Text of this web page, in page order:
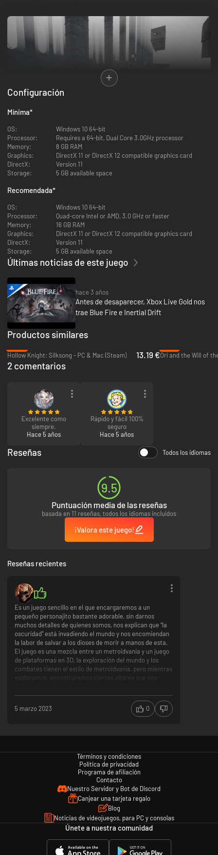
Características:
Un mundo inolvidable
Recorre una tierra en ruinas llamada Penumbra y explora áreas únicas
repletas de variados enemigos, complejos desafíos de plataforma en 3D,
misiones, objetos coleccionables y mucho más.
Combate contra formidables adversarios
Enfréntate a peligrosos enemigos con estilos de pelea distintos y forma
parte de intensos combates de plataforma contra jefes.
Hace mucho tiempo que Penumbra cayó en la oscuridad, pero aquellos
que sobrevivieron a la caída del reino te ayudarán a desbloquear valiosas
recompensas.
Coleccionables
coleccionables y objetos para descubrir, recoger, vender, comerciar y
Ningún guerrero puede enfrentarse a los peligros que acechan en
Penumbra sin el equipamiento adecuado. Mejora tus espadas, colecciona
valiosos amuletos y desbloquea nuevas habilidades para transformarte en
un feroz guerrero.
Perdido en el vacío
Lejos de Penumbra, hay una tierra perdida llamada El Vacío. Encuentra
Configuración
Mínima*
OS:
Windows 10 64-bit
Processor:
Requires a 64-bit, Dual Core 3.0GHz processor
Memory:
8 GB RAM
Graphics:
DirectX 11 or DirectX 12 compatible graphics card
DirectX:
Version 11
Storage:
5 GB available space
Recomendada*
OS:
Windows 10 64-bit
Processor:
Quad-core Intel or AMD, 3.0 GHz or faster
Memory:
16 GB RAM
Graphics:
DirectX 11 or DirectX 12 compatible graphics card
DirectX:
Version 11
Storage:
5 GB available space
Últimas noticias de este juego
hace 3 años
Antes de desaparecer, Xbox Live Gold nos
trae Blue Fire e Inertial Drift
Productos similares
Hollow Knight: Silksong - PC & Mac (Steam)
13.19 €Ori and the Will of
2 comentarios
Excelente como
siempre.
Hace 5 años
Rápido y fácil 100%
seguro
Hace 5 años
Reseñas Todos los idiomas
9.5
Puntuación media de las reseñas
basada en 11 reseñas, todos los idiomas incluidos
¡Valora este juego!
Reseñas recientes
Es un juego sencillo en el que encargaremos a un
pequeño personajito bastante adorable, sin darnos
muchos detalles de quienes somos, nos explican que “la
oscuridad” está invadiendo el mundo y nos encomiendan
la labor de salvar a los dioses de morir a manos de esta.
El juego es una mezcla entre un metroidvania y un juego
de plataformas en 3D, la exploración del mundo y los
combates tienen el estilo de metroidvania, pero mientras
exploramos, encontraremos ciertos altares que nos
diferentes obstáculos haciendo uso de las habilidades
que vamos obteniendo a lo largo de la historia. La
dificultad general del juego es media-baja, su historia es
porque des vueltas y vueltas sin ver hacia donde ir. En
conclusión, es un buen juego para entretenerte unas 15
horas con plataformeo interesante y una buena historia,
pero debes tener en cuenta que en ocasiones será
frustrante el no saber hacia dónde ir.
Le falta un mapa
5 marzo 2023 0
Términos y condiciones
Política de privacidad
Programa de afiliación
Contacto
Nuestro Servidor y Bot de Discord
Canjear una tarjeta regalo
Blog
Noticias de videojuegos, para PC y consolas
Únete a nuestra comunidad